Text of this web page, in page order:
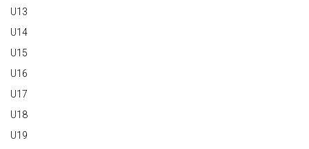
U13
U14
U15
U16
U17
U18
U19